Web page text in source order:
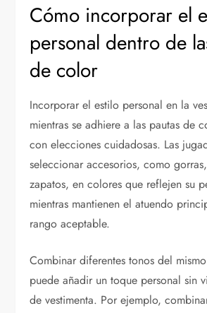
Cómo incorporar el
personal dentro de
de color
Incorporar el estilo personal en la
mientras se adhiere a las pautas de
con elecciones cuidadosas. Las
seleccionar accesorios, como
zapatos, en colores que reflejen su
mientras mantienen el atuendo
rango aceptable.
Combinar diferentes tonos del
puede añadir un toque personal sin
de vestimenta. Por ejemplo,